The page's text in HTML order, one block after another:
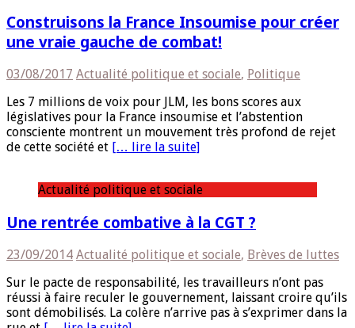
Construisons la France Insoumise pour créer
une vraie gauche de combat!
03/08/2017 Actualité politique et sociale, Politique
Les 7 millions de voix pour JLM, les bons scores aux
législatives pour la France insoumise et l’abstention
consciente montrent un mouvement très profond de rejet
de cette société et [… lire la suite]
Actualité politique et sociale
Une rentrée combative à la CGT ?
23/09/2014 Actualité politique et sociale, Brèves de luttes
Sur le pacte de responsabilité, les travailleurs n’ont pas
réussi à faire reculer le gouvernement, laissant croire qu’ils
sont démobilisés. La colère n’arrive pas à s’exprimer dans la